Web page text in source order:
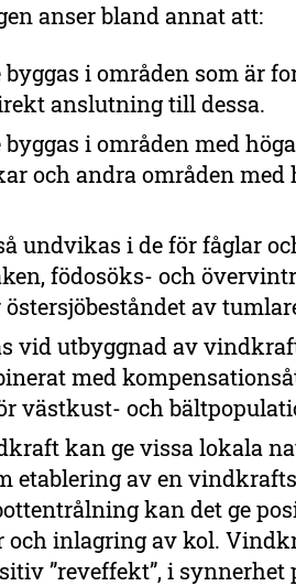
anser bland annat att:
i områden som är
anslutning till dessa.
i områden med
och andra områden med
undvikas i de för fåglar
födosöks- och
av
vid utbyggnad av
med
västkust- och
kan ge vissa lokala
etablering av en
kan det ge
och inlagring av kol.
”reveffekt”, i synnerhet